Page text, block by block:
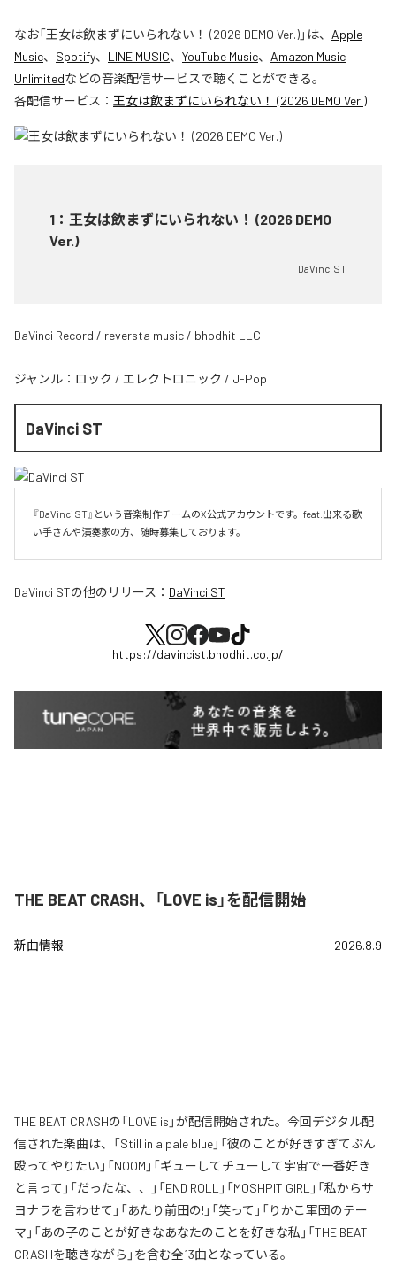
なお「王女は飲まずにいられない！ (2026 DEMO Ver.)」は、 Apple
Music、 Spotify、 LINE MUSIC、 YouTube Music、 Amazon Music
Unlimitedなどの音楽配信サービスで聴くことができる。
各配信サービス： 王女は飲まずにいられない！ (2026 DEMO Ver.)
1 ： 王女は飲まずにいられない！ (2026 DEMO
Ver.)
DaVinci ST
DaVinci Record / reversta music / bhodhit LLC
ジャンル： ロック / エレクトロニック / J-Pop
DaVinci ST
『DaVinci ST』という音楽制作チームのX公式アカウントです。feat.出来る歌
い手さんや演奏家の方、随時募集しております。
DaVinci STの他のリリース： DaVinci ST
https://davincist.bhodhit.co.jp/
THE BEAT CRASH、「LOVE is」を配信開始
新曲情報 2026.8.9
THE BEAT CRASHの「LOVE is」が配信開始された。今回デジタル配
信された楽曲は、「Still in a pale blue」「彼のことが好きすぎてぶん
殴ってやりたい」「NOOM」「ギューしてチューして宇宙で一番好き
と言って」「だったな、、」「END ROLL」「MOSHPIT GIRL」「私からサ
ヨナラを言わせて」「あたり前田の!」「笑って」「りかこ軍団のテー
マ」「あの子のことが好きなあなたのことを好きな私」「THE BEAT
CRASHを聴きながら」を含む全13曲となっている。